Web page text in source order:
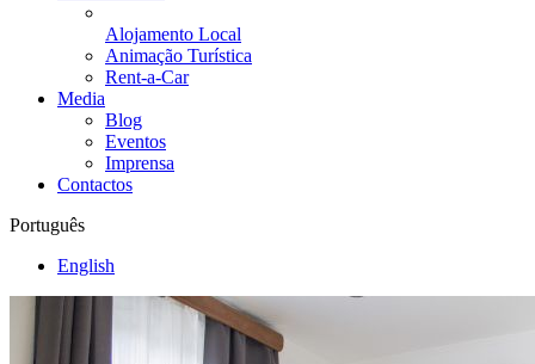
Alojamento Local
Animação Turística
Rent-a-Car
Media
Blog
Eventos
Imprensa
Contactos
Português
English